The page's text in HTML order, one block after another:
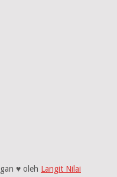
♥ oleh Langit Nilai